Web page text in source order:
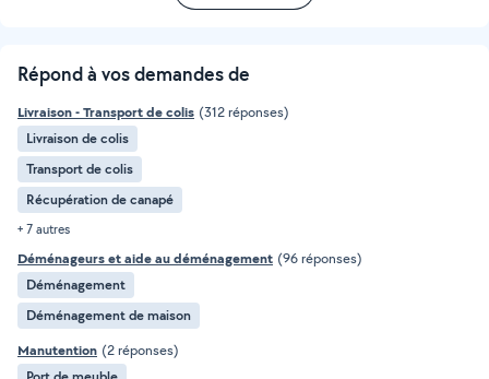
Répond à vos demandes de
Livraison - Transport de colis (312 réponses)
Livraison de colis
Transport de colis
Récupération de canapé
+ 7 autres
Déménageurs et aide au déménagement (96 réponses)
Déménagement
Déménagement de maison
Manutention (2 réponses)